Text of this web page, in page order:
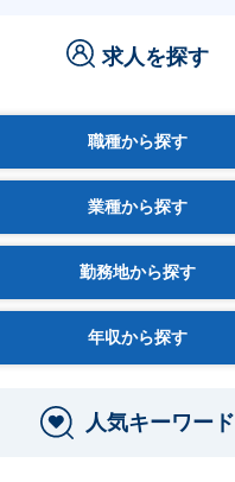
求人を探す
職種から探す
業種から探す
勤務地から探す
年収から探す
人気キーワード